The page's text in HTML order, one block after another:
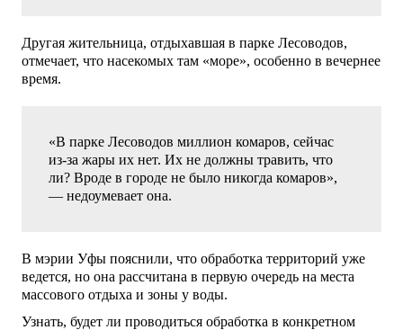
Другая жительница, отдыхавшая в парке Лесоводов,
отмечает, что насекомых там «море», особенно в вечернее
время.
«В парке Лесоводов миллион комаров, сейчас
из-за жары их нет. Их не должны травить, что
ли? Вроде в городе не было никогда комаров»,
— недоумевает она.
В мэрии Уфы пояснили, что обработка территорий уже
ведется, но она рассчитана в первую очередь на места
массового отдыха и зоны у воды.
Узнать, будет ли проводиться обработка в конкретном